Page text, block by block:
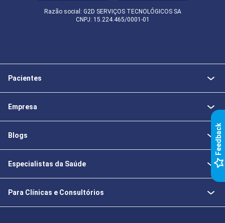
Razão social: G2D SERVIÇOS TECNOLÓGICOS SA
CNPJ: 15.224.465/0001-01
Pacientes
Empresa
Blogs
Especialistas da Saúde
Para Clínicas e Consultórios
k